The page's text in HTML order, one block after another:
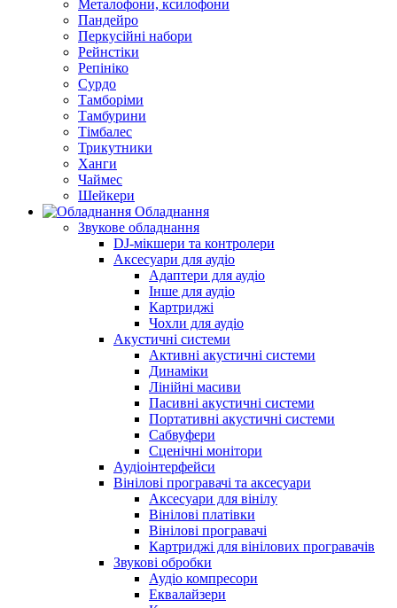
Металофони, ксилофони
Пандейро
Перкусійні набори
Рейнстіки
Репініко
Сурдо
Тамборіми
Тамбурини
Тімбалес
Трикутники
Ханги
Чаймес
Шейкери
Обладнання
Звукове обладнання
DJ-мікшери та контролери
Аксесуари для аудіо
Адаптери для аудіо
Інше для аудіо
Картриджі
Чохли для аудіо
Акустичні системи
Активні акустичні системи
Динаміки
Лінійні масиви
Пасивні акустичні системи
Портативні акустичні системи
Сабвуфери
Сценічні монітори
Аудіоінтерфейси
Вінілові програвачі та аксесуари
Аксесуари для вінілу
Вінілові платівки
Вінілові програвачі
Картриджі для вінілових програвачів
Звукові обробки
Аудіо компресори
Еквалайзери